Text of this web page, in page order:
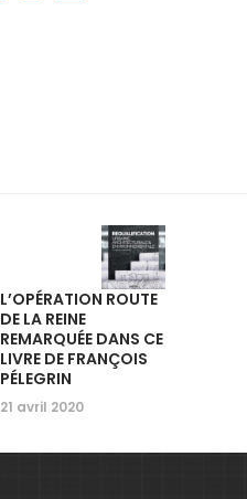
L’OPÉRATION ROUTE
DE LA REINE
REMARQUÉE DANS CE
LIVRE DE FRANÇOIS
PÉLEGRIN
21 avril 2020